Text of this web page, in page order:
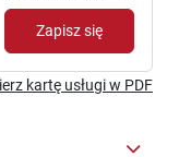
Zapisz się
kartę usługi w PDF